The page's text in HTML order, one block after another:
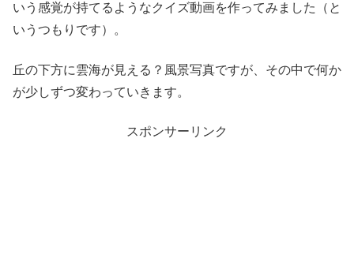
いう感覚が持てるようなクイズ動画を作ってみました（と
いうつもりです）。
丘の下方に雲海が見える？風景写真ですが、その中で何か
が少しずつ変わっていきます。
スポンサーリンク